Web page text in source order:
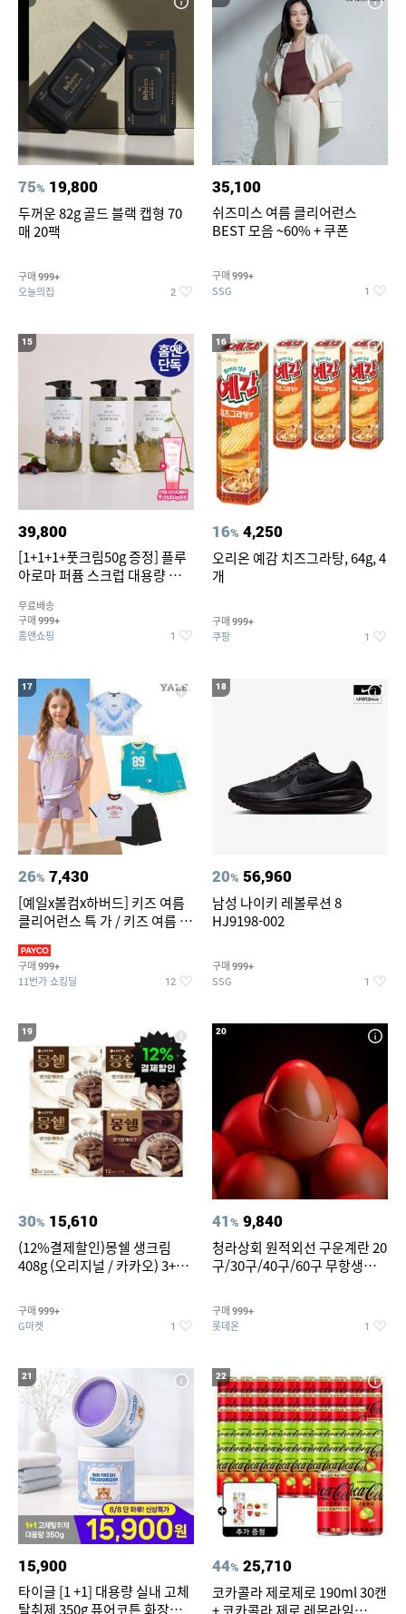
75% 19,800
두꺼운 82g 골드 블랙 캡형 70
매 20팩
구매 999+
오늘의집 2
35,100
쉬즈미스 여름 클리어런스
BEST 모음 ~60% + 쿠폰
구매 999+
SSG 1
15
39,800
[1+1+1+풋크림50g 증정] 플루
아로마 퍼퓸 스크럽 대용량 바디
무료배송
구매 999+
홈앤쇼핑 1
16
16% 4,250
오리온 예감 치즈그라탕, 64g, 4
개
구매 999+
쿠팡 1
17
26% 7,430
[예일x볼컴x하버드] 키즈 여름
클리어런스 특 가 / 키즈 여름 수
구매 999+
11번가 쇼킹딜 12
18
20% 56,960
남성 나이키 레볼루션 8
HJ9198-002
구매 999+
SSG 1
19
30% 15,610
(12%결제할인)몽쉘 생크림
408g (오리지널 / 카카오) 3+1
구매 999+
G마켓 1
20
41% 9,840
청라상회 원적외선 구운계란 20
구/30구/40구/60구 무항생제
구매 999+
롯데온 1
21
15,900
타이글 [1 +1] 대용량 실내 고체
탈취제 350g 퓨어코튼 화장실
22
44% 25,710
코카콜라 제로제로 190ml 30캔